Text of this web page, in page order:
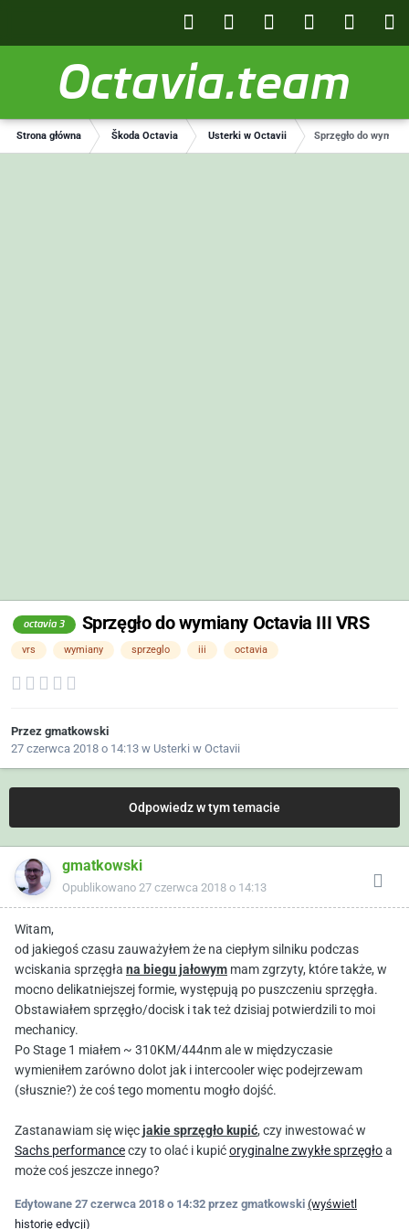
Octavia.team
Strona główna Škoda Octavia Usterki w Octavii Sprzęgło do
octavia 3 Sprzęgło do wymiany Octavia III VRS
vrs wymiany sprzeglo iii octavia
Przez gmatkowski
27 czerwca 2018 o 14:13 w Usterki w Octavii
Odpowiedz w tym temacie
gmatkowski
Opublikowano 27 czerwca 2018 o 14:13
Witam,
od jakiegoś czasu zauważyłem że na ciepłym silniku podczas
wciskania sprzęgła na biegu jałowym mam zgrzyty, które także, w
mocno delikatniejszej formie, występują po puszczeniu sprzęgła.
Obstawiałem sprzęgło/docisk i tak też dzisiaj potwierdzili to moi
mechanicy.
Po Stage 1 miałem ~ 310KM/444nm ale w międzyczasie
wymieniłem zarówno dolot jak i intercooler więc podejrzewam
(słusznie?) że coś tego momentu mogło dojść.
Zastanawiam się więcjakie sprzęgło kupić, czy inwestować w
Sachs performanceczy to olać i kupićoryginalne zwykłe sprzęgłoa
może coś jeszcze innego?
Edytowane 27 czerwca 2018 o 14:32 przez gmatkowski (wyświetl
historię edycji)